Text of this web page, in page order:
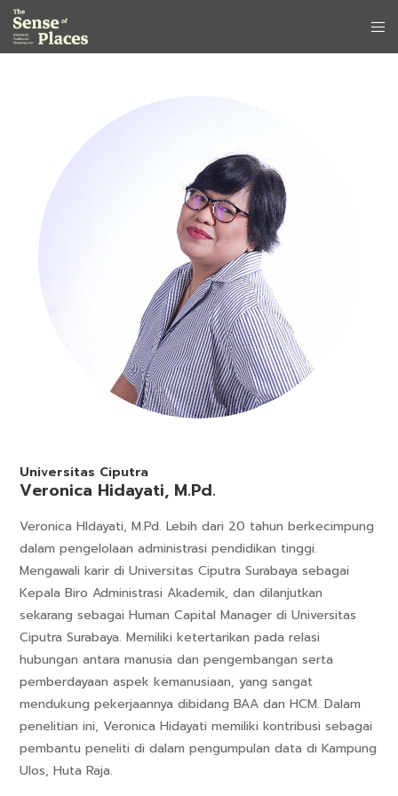
Universitas Ciputra
Veronica Hidayati, M.Pd.
Veronica HIdayati, M.Pd. Lebih dari 20 tahun berkecimpung
dalam pengelolaan administrasi pendidikan tinggi.
Mengawali karir di Universitas Ciputra Surabaya sebagai
Kepala Biro Administrasi Akademik, dan dilanjutkan
sekarang sebagai Human Capital Manager di Universitas
Ciputra Surabaya. Memiliki ketertarikan pada relasi
hubungan antara manusia dan pengembangan serta
pemberdayaan aspek kemanusiaan, yang sangat
mendukung pekerjaannya dibidang BAA dan HCM. Dalam
penelitian ini, Veronica Hidayati memiliki kontribusi sebagai
pembantu peneliti di dalam pengumpulan data di Kampung
Ulos, Huta Raja.